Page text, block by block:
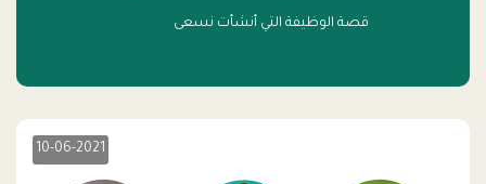
قصة الوظيفة التي أنشأت نسعى
10-06-2021